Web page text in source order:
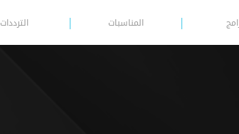
المناسبات الترددات